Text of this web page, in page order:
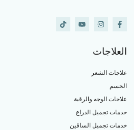
العلاجات
علاجات الشعر
الجسم
علاجات الوجه والرقبة
خدمات تجميل الذراع
خدمات تجميل الساقين